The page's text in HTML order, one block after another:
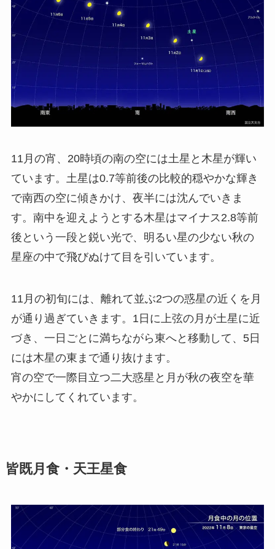
11月の宵、20時頃の南の空には土星と木星が輝い
ています。土星は0.7等前後の比較的穏やかな輝き
で南西の空に傾きかけ、夜半には沈んでいきま
す。南中を迎えようとする木星はマイナス2.8等前
後という一段と鋭い光で、明るい星の少ない秋の
星座の中で飛びぬけて目を引いています。
11月の初旬には、離れて並ぶ2つの惑星の近くを月
が通り過ぎていきます。1日に上弦の月が土星に近
づき、一日ごとに満ちながら東へと移動して、5日
には木星の東まで通り抜けます。
宵の空で一際目立つ二大惑星と月が秋の夜空を華
やかにしてくれています。
皆既月食・天王星食